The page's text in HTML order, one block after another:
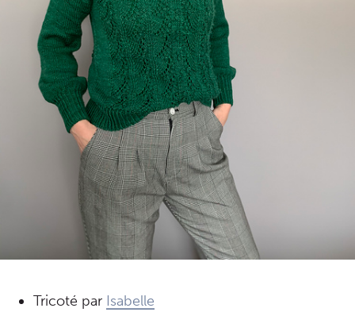
Tricoté par Isabelle